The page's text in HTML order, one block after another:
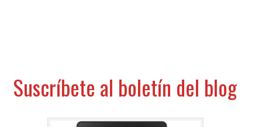
Suscríbete al boletín del blog